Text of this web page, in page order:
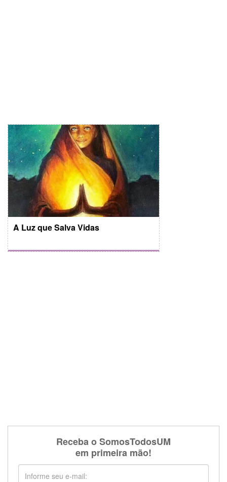
A Luz que Salva Vidas
Receba o SomosTodosUM
em primeira mão!